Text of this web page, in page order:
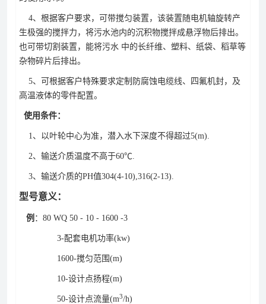
4、根据客户要求，可带搅匀装置，该装置随电机轴旋转产
生极强的搅拌力，将污水池内的沉积物搅拌成悬浮物后排出。
也可带切割装置，能将污水 中的长纤维、塑料、纸袋、稻草等
杂物碎片后排出。
5、可根据客户特殊要求定制防腐蚀电缆线、四氟机封，及
高温液体的零件配置。
使用条件：
1、以叶轮中心为准，潜入水下深度不得超过5(m).
2、输送介质温度不高于60℃.
3、输送介质的PH值304(4-10),316(2-13).
型号意义：
例 ：80 WQ 50 - 10 - 1600 -3
3-配套电机功率(kw)
1600-搅匀范围(m)
10-设计点扬程(m)
50-设计点流量(m3/h)